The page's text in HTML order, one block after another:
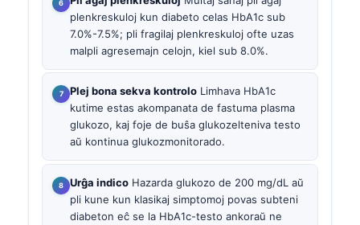
plenkreskuloj kun diabeto celas HbA1c sub
7.0%-7.5%; pli fragilaj plenkreskuloj ofte uzas
malpli agresemajn celojn, kiel sub 8.0%.
Plej bona sekva kontrolo Limhava HbA1c
kutime estas akompanata de fastuma plasma
glukozo, kaj foje de buŝa glukozelteniva testo
aŭ kontinua glukozmonitorado.
Urĝa indico Hazarda glukozo de 200 mg/dL aŭ
pli kune kun klasikaj simptomoj povas subteni
diabeton eĉ se la HbA1c-testo ankoraŭ ne